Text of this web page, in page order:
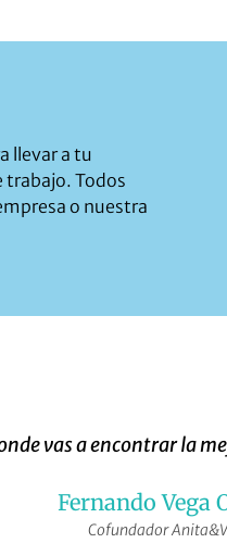
llevar a tu
trabajo. Todos
o nuestra
vas a encontrar la
Fernando Vega
Cofundador